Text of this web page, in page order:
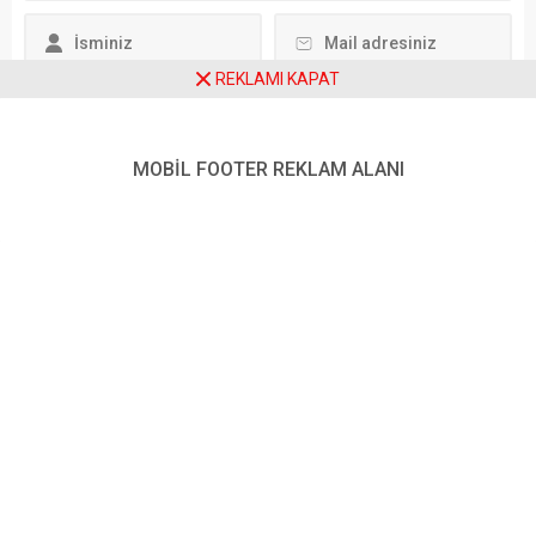
gerçekleşmemesi
durumunda yaklaşık 1.100REKLAMI KAPAT
MOBİL FOOTER REKLAM ALANI